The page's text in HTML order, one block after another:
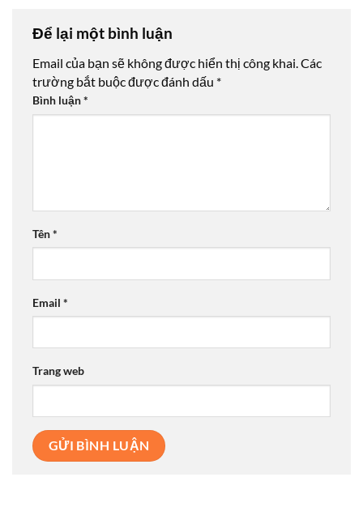
Để lại một bình luận
Email của bạn sẽ không được hiển thị công khai.Các
trường bắt buộc được đánh dấu *
Bình luận*
Tên*
Email *
Trang web